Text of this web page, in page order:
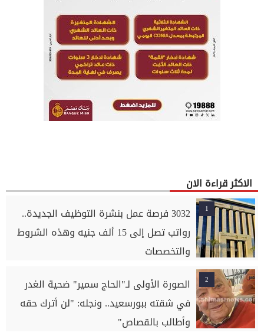
الاكثر قراءة الان
1
3032 فرصة عمل بنشرة التوظيف الجديدة..
رواتب تصل إلى 15 ألف جنيه وهذه الشروط
والتخصصات
2
الصورة الأولى لـ"الحاج سمير" ضحية الغدر
في شقته ببورسعيد.. ونجله: "لن أترك حقه
وأطالب بالقصاص"